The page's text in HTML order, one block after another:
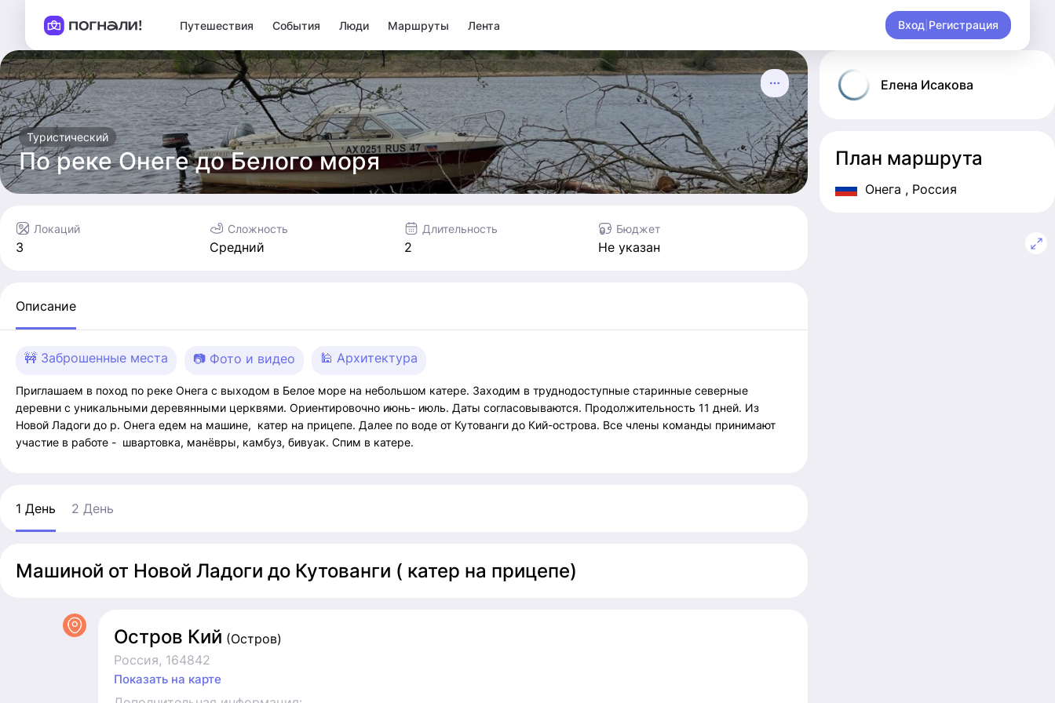
Путешествия События Люди Маршруты Лента Вход Регистрация
Туристический
По реке Онеге до Белого моря
Локаций
3
Сложность
Средний
Длительность
2
Бюджет
Не указан
Описание
🚧 Заброшенные места 📷 Фото и видео 🕌 Архитектура
Приглашаем в поход по реке Онега с выходом в Белое море на небольшом катере. Заходим в труднодоступные старинные северные
деревни с уникальными деревянными церквями. Ориентировочно июнь- июль. Даты согласовываются. Продолжительность 11 дней. Из
Новой Ладоги до р. Онега едем на машине, катер на прицепе. Далее по воде от Кутованги до Кий-острова. Все члены команды принимают
участие в работе - швартовка, манёвры, камбуз, бивуак. Спим в катере.
1 День 2 День
Машиной от Новой Ладоги до Кутованги ( катер на прицепе)
Остров Кий (Остров)
Россия, 164842
Показать на карте
Елена Исакова
План маршрута
Онега , Россия